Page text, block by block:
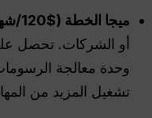
ميجا الخطة ($120/شهرياً):
وحدة معالجة
تشغيل المزيد من